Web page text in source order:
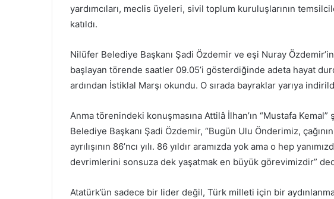
yardımcıları, meclis üyeleri, sivil toplum kuruluşlarının
katıldı.
Nilüfer Belediye Başkanı Şadi Özdemir ve eşi Nuray Özdemir’in
başlayan törende saatler 09.05’i gösterdiğinde adeta hayat
ardından İstiklal Marşı okundu. O sırada bayraklar yarıya
Anma törenindeki konuşmasına Attilâ İlhan’ın “Mustafa
Belediye Başkanı Şadi Özdemir, “Bugün Ulu Önderimiz,
ayrılışının 86’ncı yılı. 86 yıldır aramızda yok ama o hep
devrimlerini sonsuza dek yaşatmak en büyük görevimizdir”
Atatürk’ün sadece bir lider değil, Türk milleti için bir